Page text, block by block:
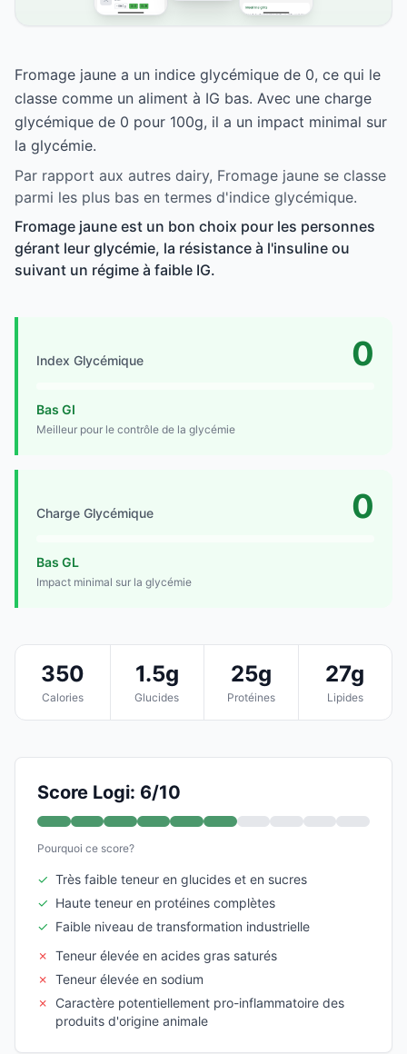
Fromage jaune a un indice glycémique de 0, ce qui le
classe comme un aliment à IG bas. Avec une charge
glycémique de 0 pour 100g, il a un impact minimal sur
la glycémie.
Par rapport aux autres dairy, Fromage jaune se classe
parmi les plus bas en termes d'indice glycémique.
Fromage jaune est un bon choix pour les personnes
gérant leur glycémie, la résistance à l'insuline ou
suivant un régime à faible IG.
Index Glycémique 0
Bas GI
Meilleur pour le contrôle de la glycémie
Charge Glycémique 0
Bas GL
Impact minimal sur la glycémie
350
Calories
1.5g
Glucides
25g
Protéines
27g
Lipides
Score Logi: 6/10
Pourquoi ce score?
✓ Très faible teneur en glucides et en sucres
✓ Haute teneur en protéines complètes
✓ Faible niveau de transformation industrielle
✗ Teneur élevée en acides gras saturés
✗ Teneur élevée en sodium
✗
Caractère potentiellement pro-inflammatoire des
produits d'origine animale